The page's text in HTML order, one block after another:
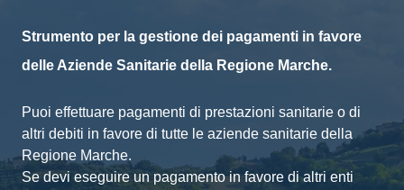
Strumento per la gestione dei pagamenti in favore
delle Aziende Sanitarie della Regione Marche.
Puoi effettuare pagamenti di prestazioni sanitarie o di
altri debiti in favore di tutte le aziende sanitarie della
Regione Marche.
Se devi eseguire un pagamento in favore di altri enti